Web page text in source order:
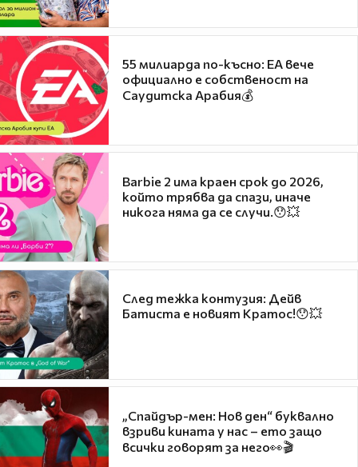
55 милиарда по-късно: EA вече
официално е собственост на
Саудитска Арабия💰
Barbie 2 има краен срок до 2026,
който трябва да спази, иначе
никога няма да се случи.😯💥
След тежка контузия: Дейв
Батиста е новият Кратос!😯💥
„Спайдър-мен: Нов ден“ буквално
взриви кината у нас – ето защо
всички говорят за него👀🎬